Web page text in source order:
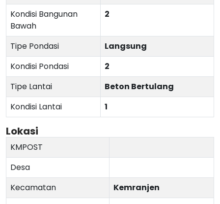
Kondisi Bangunan
Bawah
2
Tipe Pondasi
Langsung
Kondisi Pondasi
2
Tipe Lantai
Beton Bertulang
Kondisi Lantai
1
Lokasi
KMPOST
Desa
Kecamatan
Kemranjen